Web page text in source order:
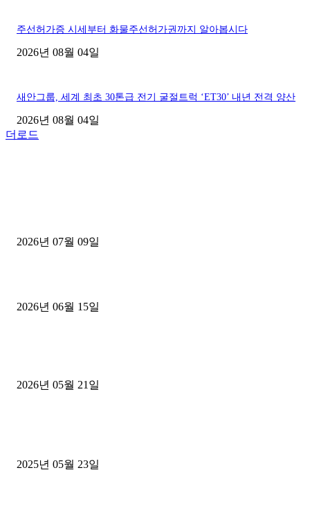
주선허가증 시세부터 화물주선허가권까지 알아봅시다
2026년 08월 04일
새안그룹, 세계 최초 30톤급 전기 굴절트럭 ‘ET30’ 내년 전격 양산
2026년 08월 04일
더로드
2026년 07월 09일
2026년 06월 15일
2026년 05월 21일
2025년 05월 23일